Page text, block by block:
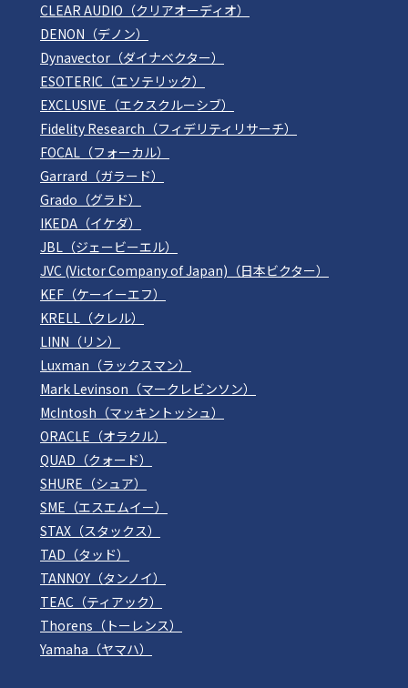
CLEAR AUDIO（クリアオーディオ）
DENON（デノン）
Dynavector（ダイナベクター）
ESOTERIC（エソテリック）
EXCLUSIVE（エクスクルーシブ）
Fidelity Research（フィデリティリサーチ）
FOCAL（フォーカル）
Garrard（ガラード）
Grado（グラド）
IKEDA（イケダ）
JBL（ジェービーエル）
JVC (Victor Company of Japan)（日本ビクター）
KEF（ケーイーエフ）
KRELL（クレル）
LINN（リン）
Luxman（ラックスマン）
Mark Levinson（マークレビンソン）
McIntosh（マッキントッシュ）
ORACLE（オラクル）
QUAD（クォード）
SHURE（シュア）
SME（エスエムイー）
STAX（スタックス）
TAD（タッド）
TANNOY（タンノイ）
TEAC（ティアック）
Thorens（トーレンス）
Yamaha（ヤマハ）